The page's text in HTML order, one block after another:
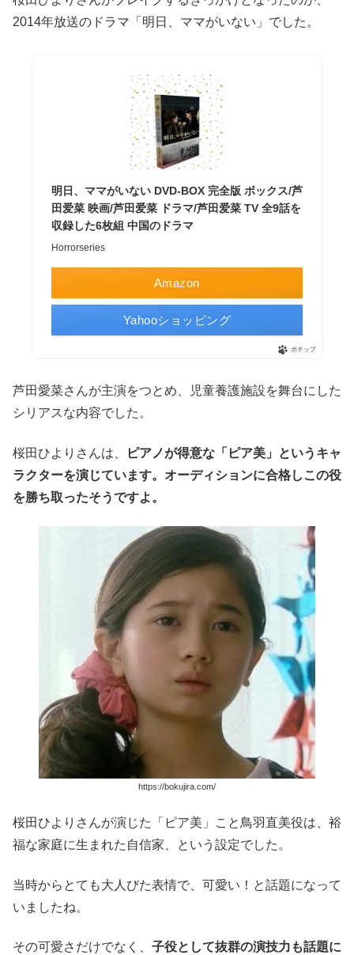
2014年放送のドラマ「明日、ママがいない」でした。
明日、ママがいない DVD-BOX 完全版 ボックス/芦
田爱菜 映画/芦田爱菜 ドラマ/芦田爱菜 TV 全9話を
収録した6枚組 中国のドラマ
Horrorseries
Amazon
Yahooショッピング
ポチップ
芦田愛菜さんが主演をつとめ、児童養護施設を舞台にした
シリアスな内容でした。
桜田ひよりさんは、
ピアノが得意な「ピア美」というキャ
ラクターを演じています。オーディションに合格しこの役
を勝ち取ったそうですよ。
https://bokujira.com/
桜田ひよりさんが演じた「ピア美」こと鳥羽直美役は、裕
福な家庭に生まれた自信家、という設定でした。
当時からとても大人びた表情で、可愛い！と話題になって
いましたね。
その可愛さだけでなく、 子役として抜群の演技力も話題に